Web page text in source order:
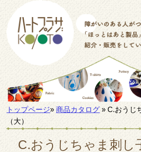
トップページ»商品カタログ » C.おうじ
（大）
C.おうじちゃま刺し